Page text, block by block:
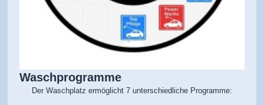
Waschprogramme
Der Waschplatz ermöglicht 7 unterschiedliche Programme: